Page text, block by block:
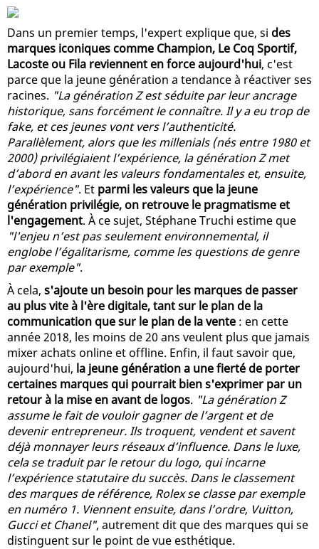
Dans un premier temps, l'expert explique que, si des
marques iconiques comme Champion, Le Coq Sportif,
Lacoste ou Fila reviennent en force aujourd'hui, c'est
parce que la jeune génération a tendance à réactiver ses
racines. "La génération Z est séduite par leur ancrage
historique, sans forcément le connaître. Il y a eu trop de
fake, et ces jeunes vont vers l’authenticité.
Parallèlement, alors que les millenials (nés entre 1980 et
2000) privilégiaient l’expérience, la génération Z met
d’abord en avant les valeurs fondamentales et, ensuite,
l’expérience". Et parmi les valeurs que la jeune
génération privilégie, on retrouve le pragmatisme et
l'engagement. À ce sujet, Stéphane Truchi estime que
"l'enjeu n’est pas seulement environnemental, il
englobe l’égalitarisme, comme les questions de genre
par exemple".
À cela, s'ajoute un besoin pour les marques de passer
au plus vite à l'ère digitale, tant sur le plan de la
communication que sur le plan de la vente : en cette
année 2018, les moins de 20 ans veulent plus que jamais
mixer achats online et offline. Enfin, il faut savoir que,
aujourd'hui, la jeune génération a une fierté de porter
certaines marques qui pourrait bien s'exprimer par un
retour à la mise en avant de logos. "La génération Z
assume le fait de vouloir gagner de l’argent et de
devenir entrepreneur. Ils troquent, vendent et savent
déjà monnayer leurs réseaux d’influence. Dans le luxe,
cela se traduit par le retour du logo, qui incarne
l’expérience statutaire du succès. Dans le classement
des marques de référence, Rolex se classe par exemple
en numéro 1. Viennent ensuite, dans l’ordre, Vuitton,
Gucci et Chanel", autrement dit que des marques qui se
distinguent sur le point de vue esthétique.